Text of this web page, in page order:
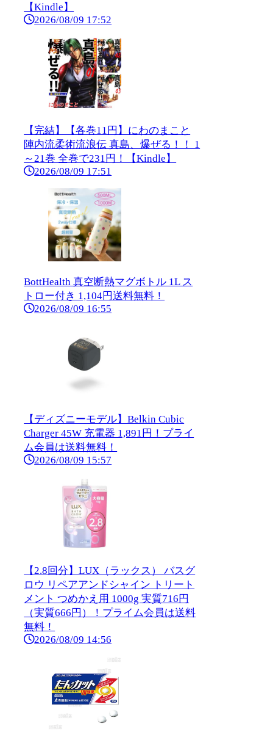
【Kindle】
2026/08/09 17:52
【完結】【各巻11円】にわのまこと
陣内流柔術流浪伝 真島、爆ぜる！！ 1
～21巻 全巻で231円！【Kindle】
2026/08/09 17:51
BottHealth 真空断熱マグボトル 1L ス
トロー付き 1,104円送料無料！
2026/08/09 16:55
【ディズニーモデル】Belkin Cubic
Charger 45W 充電器 1,891円！プライ
ム会員は送料無料！
2026/08/09 15:57
【2.8回分】LUX（ラックス） バスグ
ロウ リペアアンドシャイン トリート
メント つめかえ用 1000g 実質716円
（実質666円）！プライム会員は送料
無料！
2026/08/09 14:56